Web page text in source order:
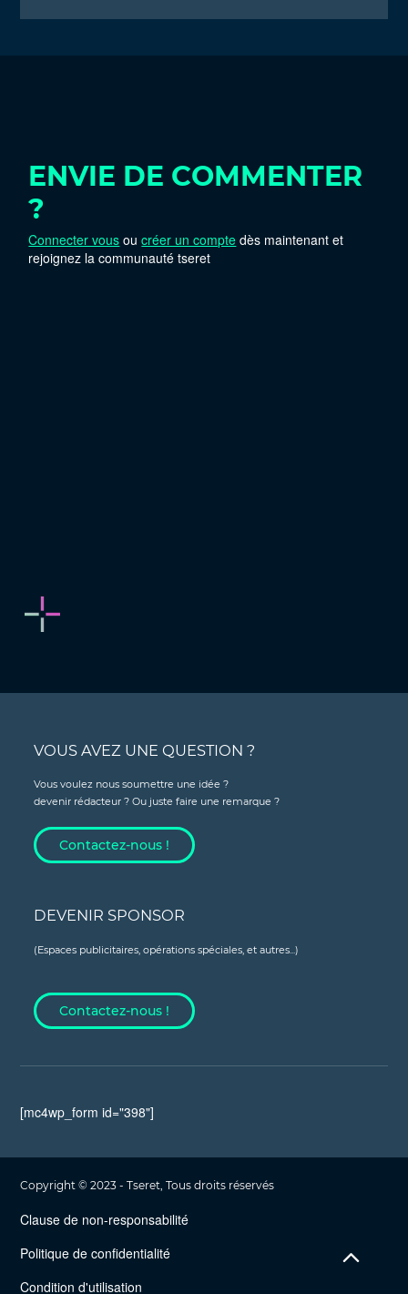
ENVIE DE COMMENTER
?
Connecter vous oucréer un compte dès maintenant et
rejoignez la communauté tseret
VOUS AVEZ UNE QUESTION ?
Vous voulez nous soumettre une idée ?
devenir rédacteur ? Ou juste faire une remarque ?
Contactez-nous !
DEVENIR SPONSOR
(Espaces publicitaires, opérations spéciales, et autres...)
Contactez-nous !
[mc4wp_form id="398"]
Copyright © 2023 - Tseret, Tous droits réservés
Clause de non-responsabilité
Politique de confidentialité
Condition d'utilisation